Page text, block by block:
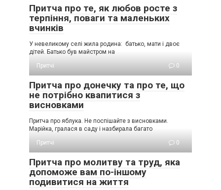
Притча про те, як любов росте з
терпіння, поваги та маленьких
вчинків
У невеликому селі жила родина: батько, мати і двоє
дітей. Батько був майстром на
Притчі
0
Притча про донечку та про те, що
не потрібно квапитися з
висновками
Притча про яблука. Не поспішайте з висновками.
Марійка, гралася в саду і назбирала багато
Притчі
0
Притча про молитву та труд, яка
допоможе вам по-іншому
подивитися на життя